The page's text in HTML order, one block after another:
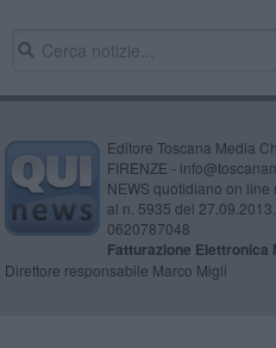
Editore Toscana Media
FIRENZE -
NEWS quotidiano on
al n. 5935 del
0620787048
Fatturazione Elettronica
Direttore responsabile Marco Migli